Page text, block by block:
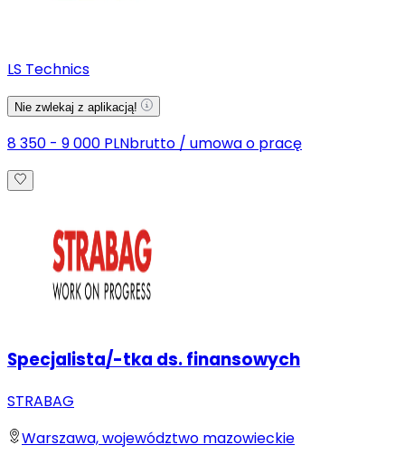
LS Technics
Nie zwlekaj z aplikacją!
8 350 - 9 000 PLNbrutto / umowa o pracę
Specjalista/-tka ds. finansowych
STRABAG
Warszawa, województwo mazowieckie